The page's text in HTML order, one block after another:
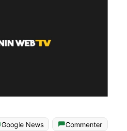
Google News
Commenter